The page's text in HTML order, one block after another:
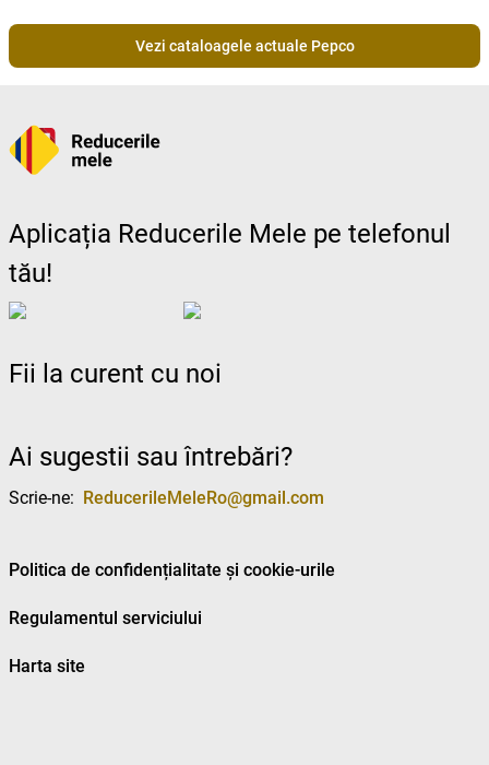
Vezi cataloagele actuale Pepco
Aplicația Reducerile Mele pe telefonul
tău!
Fii la curent cu noi
Ai sugestii sau întrebări?
Scrie-ne: ReducerileMeleRo@gmail.com
Politica de confidențialitate și cookie-urile
Regulamentul serviciului
Harta site